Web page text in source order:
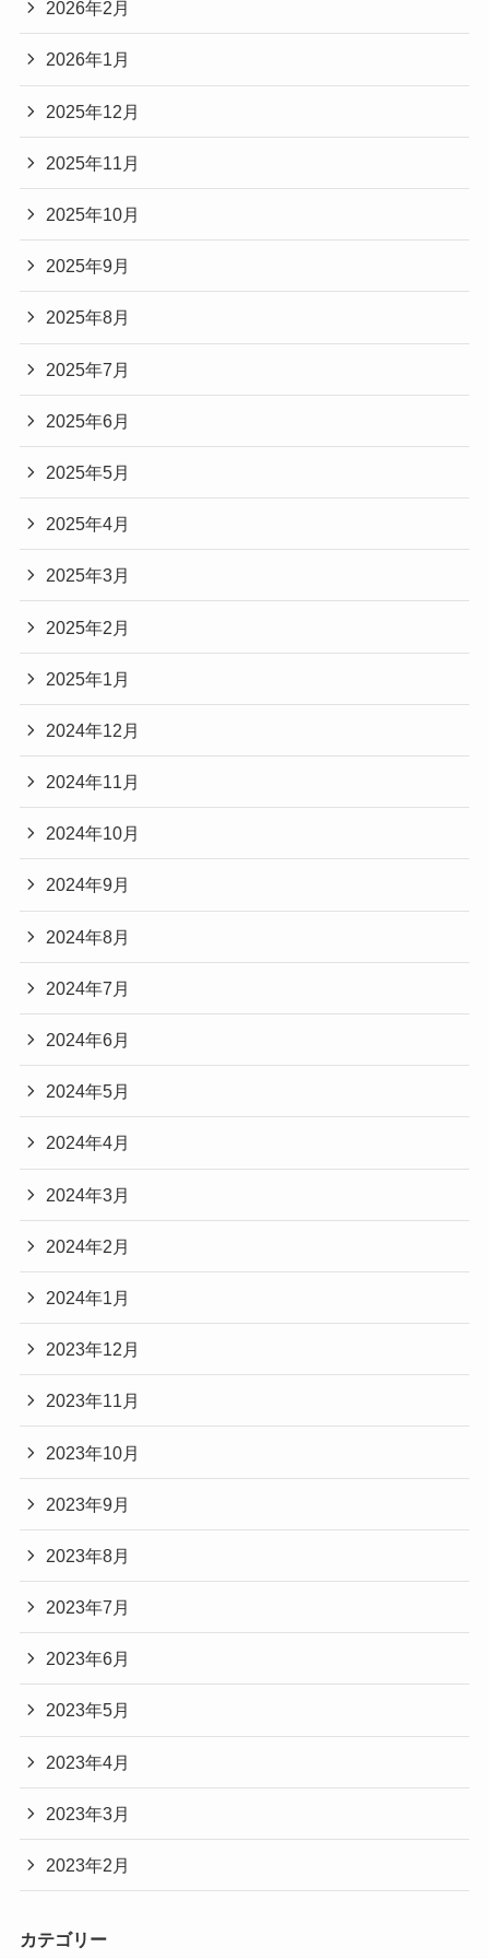
2026年2月
2026年1月
2025年12月
2025年11月
2025年10月
2025年9月
2025年8月
2025年7月
2025年6月
2025年5月
2025年4月
2025年3月
2025年2月
2025年1月
2024年12月
2024年11月
2024年10月
2024年9月
2024年8月
2024年7月
2024年6月
2024年5月
2024年4月
2024年3月
2024年2月
2024年1月
2023年12月
2023年11月
2023年10月
2023年9月
2023年8月
2023年7月
2023年6月
2023年5月
2023年4月
2023年3月
2023年2月
カテゴリー